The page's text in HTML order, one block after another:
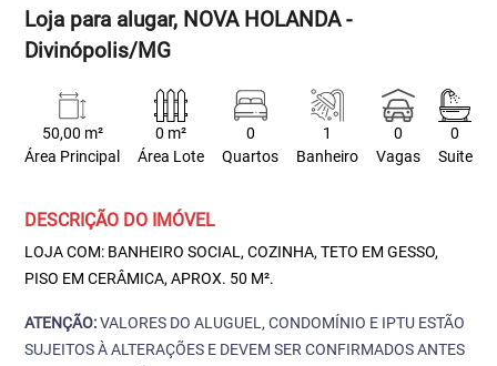
Loja para alugar, NOVA HOLANDA -
Divinópolis/MG
50,00 m²
Área Principal
0 m²
Área Lote
0
Quartos
1
Banheiro
0
Vagas
0
Suite
DESCRIÇÃO DO IMÓVEL
LOJA COM: BANHEIRO SOCIAL, COZINHA, TETO EM GESSO,
PISO EM CERÂMICA, APROX. 50 M².
ATENÇÃO:VALORES DO ALUGUEL, CONDOMÍNIO E IPTU ESTÃO
SUJEITOS À ALTERAÇÕES E DEVEM SER CONFIRMADOS ANTES